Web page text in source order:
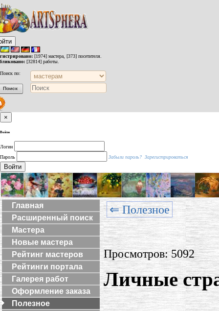
[1974] мастера, [373] посетителя.
[32814] работы.
Поиск по:
×
Войти
Логин
Пароль
Забыли пароль? Зарегистрироваться
Войти
Главная
Расширенный поиск
Мастера
Новые мастера
Рейтинг мастеров
Рейтинги портала
Галерея работ
Оформление заказа
Полезное
⇐ Полезное
Просмотров: 5092
Личные